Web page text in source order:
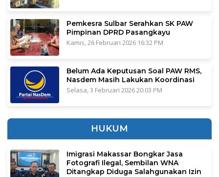
Pemkesra Sulbar Serahkan SK PAW
Pimpinan DPRD Pasangkayu
Kamis, 26 Februari 2026 16:32 PM
Belum Ada Keputusan Soal PAW RMS,
Nasdem Masih Lakukan Koordinasi
Selasa, 3 Februari 2026 20:03 PM
HUKUM
Imigrasi Makassar Bongkar Jasa
Fotografi Ilegal, Sembilan WNA
Ditangkap Diduga Salahgunakan Izin